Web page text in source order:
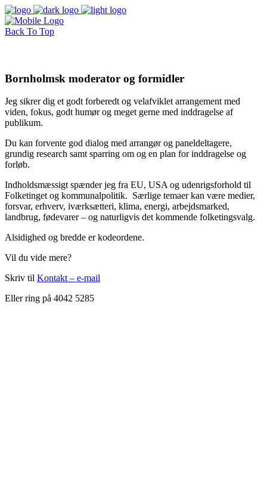
Back To Top
Bornholmsk moderator og formidler
Jeg sikrer dig et godt forberedt og velafviklet arrangement med
viden, fokus, godt humør og meget gerne med inddragelse af
publikum.
Du kan forvente god dialog med arrangør og paneldeltagere,
grundig research samt sparring om og en plan for inddragelse og
forløb.
Indholdsmæssigt spænder jeg fra EU, USA og udenrigsforhold til
Folketinget og kommunalpolitik. Særlige temaer kan være medier,
forsvar, erhverv, iværksætteri, klima, energi, arbejdsmarked,
landbrug, fødevarer – og naturligvis det kommende folketingsvalg.
Alsidighed og bredde er kodeordene.
Vil du vide mere?
Skriv til Kontakt – e-mail
Eller ring på 4042 5285